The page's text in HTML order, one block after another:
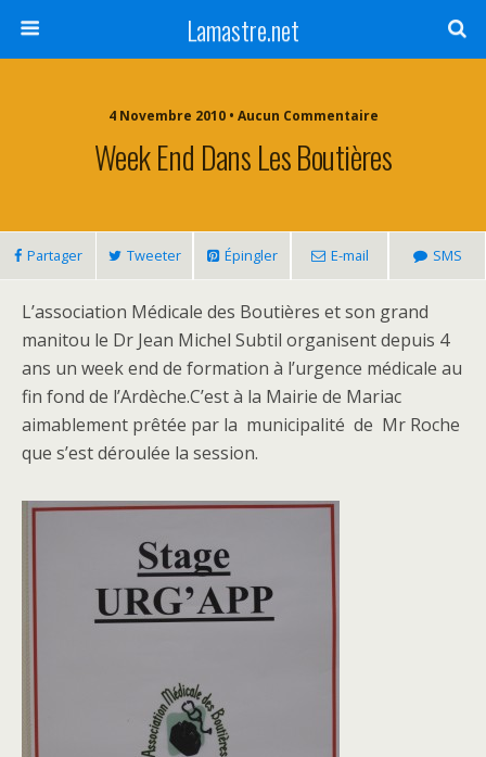
Lamastre.net
4 Novembre 2010 • Aucun Commentaire
Week End Dans Les Boutières
Partager Tweeter Épingler E-mail SMS
L’association Médicale des Boutières et son grand
manitou le Dr Jean Michel Subtil organisent depuis 4
ans un week end de formation à l’urgence médicale au
fin fond de l’Ardèche.C’est à la Mairie de Mariac
aimablement prêtée par la municipalité de Mr Roche
que s’est déroulée la session.